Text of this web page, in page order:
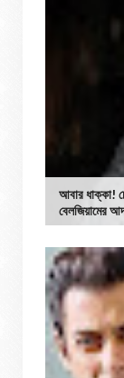
আবার ধাক্কা!
বেলজিয়ামের